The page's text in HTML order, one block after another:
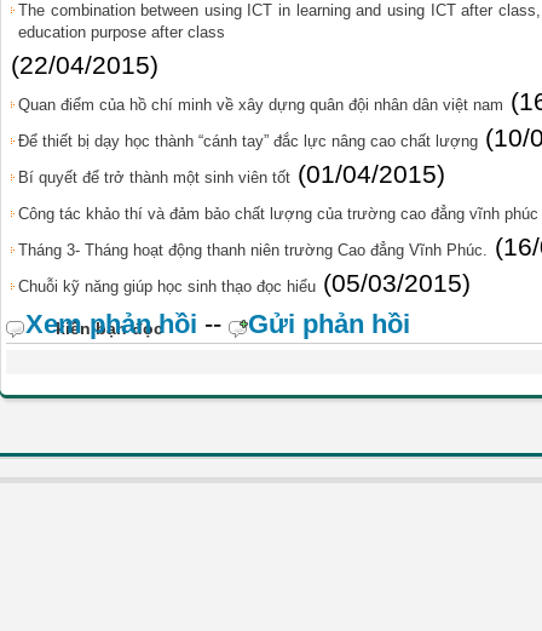
The combination between using ICT in learning and using ICT after
education purpose after class
(22/04/2015)
Quan điểm của hồ chí minh về xây dựng quân đội nhân dân việt nam
Để thiết bị dạy học thành “cánh tay” đắc lực nâng cao chất lượng (10/
Bí quyết để trở thành một sinh viên tốt (01/04/2015)
Công tác khảo thí và đảm bảo chất lượng của trường cao đẳng vĩnh phúc
Tháng 3- Tháng hoạt động thanh niên trường Cao đẳng Vĩnh Phúc.
Chuỗi kỹ năng giúp học sinh thạo đọc hiểu (05/03/2015)
kiến bạn đọc
Xem phản hồi -- Gửi phản hồi